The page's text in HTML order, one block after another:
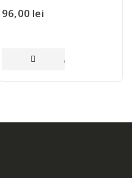
96,00 lei
ADAUGĂ ÎN COȘ